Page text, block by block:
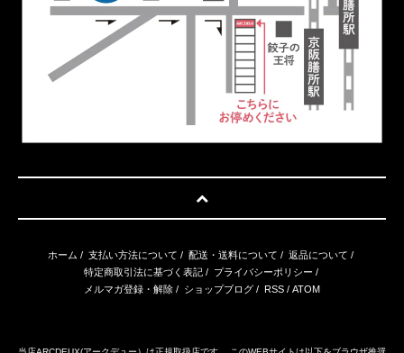
ホーム / 支払い方法について / 配送・送料について / 返品について /
特定商取引法に基づく表記/ プライバシーポリシー /
メルマガ登録・解除 / ショップブログ / RSS / ATOM